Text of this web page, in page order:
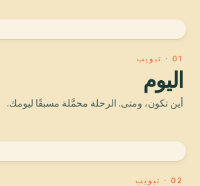
01 · تبويب
اليوم
أين تكون، ومتى. الرحلة محمَّلة مسبقًا ليومك.
02 · تبويب